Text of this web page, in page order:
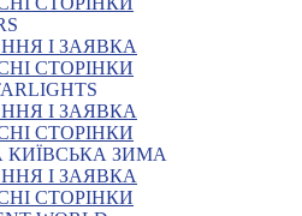
І ЗАЯВКА
СТОРІНКИ
І ЗАЯВКА
СТОРІНКИ
ЗИМА
І ЗАЯВКА
СТОРІНКИ